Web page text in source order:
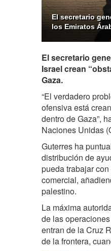
El secretario
los Emiratos
El secretario
Israel crean
Gaza.
“El verdadero
ofensiva está
dentro de Gaza”,
Naciones Unidas
Guterres ha
distribución de
pueda trabajar
comercial,
palestino.
La máxima
de las
entran de la Cruz
de la frontera,